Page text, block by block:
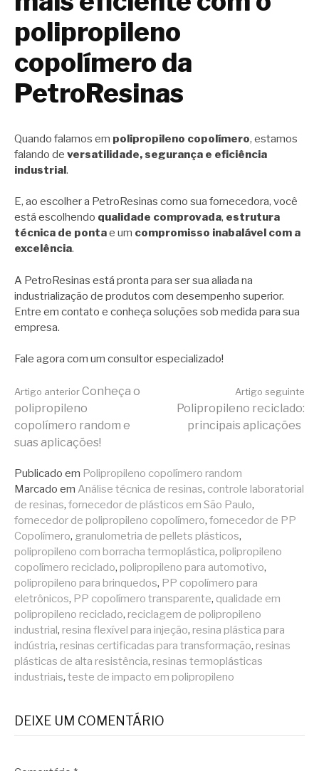
polipropileno
copolímero da
PetroResinas
Quando falamos em polipropileno copolímero, estamos
falando de versatilidade, segurança e eficiência
industrial.
E, ao escolher a PetroResinas como sua fornecedora, você
está escolhendo qualidade comprovada, estrutura
técnica de pontae um compromisso inabalável com a
excelência.
A PetroResinas está pronta para ser sua aliada na
industrialização de produtos com desempenho superior.
Entre em contato e conheça soluções sob medida para sua
empresa.
Fale agora com um consultor especializado!
Continue
lendo
Artigo anteriorConheça o
polipropileno
copolímero random e
suas aplicações!
Artigo seguinte
Polipropileno reciclado:
principais aplicações
Publicado em Polipropileno copolímero random
Marcado em Análise técnica de resinas, controle laboratorial
de resinas, fornecedor de plásticos em São Paulo,
fornecedor de polipropileno copolímero, fornecedor de PP
Copolímero, granulometria de pellets plásticos,
polipropileno com borracha termoplástica, polipropileno
copolímero reciclado, polipropileno para automotivo,
polipropileno para brinquedos, PP copolímero para
eletrônicos, PP copolímero transparente, qualidade em
polipropileno reciclado, reciclagem de polipropileno
industrial, resina flexível para injeção, resina plástica para
indústria, resinas certificadas para transformação, resinas
plásticas de alta resistência, resinas termoplásticas
industriais, teste de impacto em polipropileno
DEIXE UM COMENTÁRIO